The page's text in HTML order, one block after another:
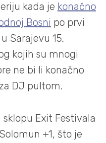
kada je konačno
Bosni po prvi
Sarajevu 15.
kojih su mnogi
ne bi li konačno
DJ pultom.
Exit Festivala
+1, što je